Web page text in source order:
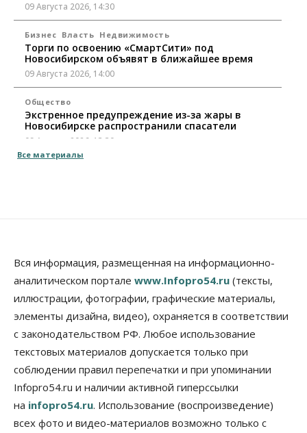
09 Августа 2026, 14:30
Бизнес Власть Недвижимость
Торги по освоению «СмартСити» под
Новосибирском объявят в ближайшее время
09 Августа 2026, 14:00
Общество
Экстренное предупреждение из-за жары в
Новосибирске распространили спасатели
09 Августа 2026, 13:30
«бронировать» со школы
Авто Общество
Не катастрофа, а стресс-тест: эксперт
новосибирской сети СТО пояснил кому можно
заливать бензин Евро‑2
09 Августа 2026, 10:00
Бизнес
Работодатели Новосибирска заявили в центры
занятости почти 32 тысячи вакансий
09 Августа 2026, 09:00
Все материалы
Вся информация, размещенная на информационно-
аналитическом портале www.Infopro54.ru (тексты,
иллюстрации, фотографии, графические материалы,
элементы дизайна, видео), охраняется в соответствии
с законодательством РФ. Любое использование
текстовых материалов допускается только при
соблюдении правил перепечатки и при упоминании
Infopro54.ru и наличии активной гиперссылки
на infopro54.ru. Использование (воспроизведение)
всех фото и видео-материалов возможно только с